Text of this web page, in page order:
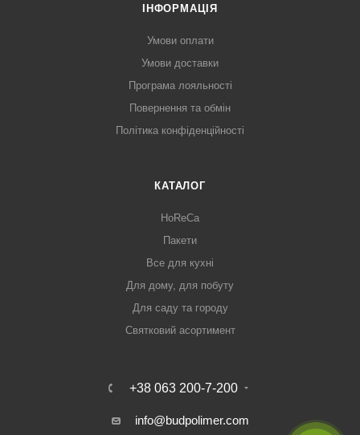
ІНФОРМАЦІЯ
Умови оплати
Умови доставки
Програма лояльності
Повернення та обмін
Політика конфіденційності
КАТАЛОГ
HoReCa
Пакети
Все для кухні
Для дому, для побуту
Для саду та городу
Святковий асортимент
+38 063 200-7-200
info@budpolimer.com